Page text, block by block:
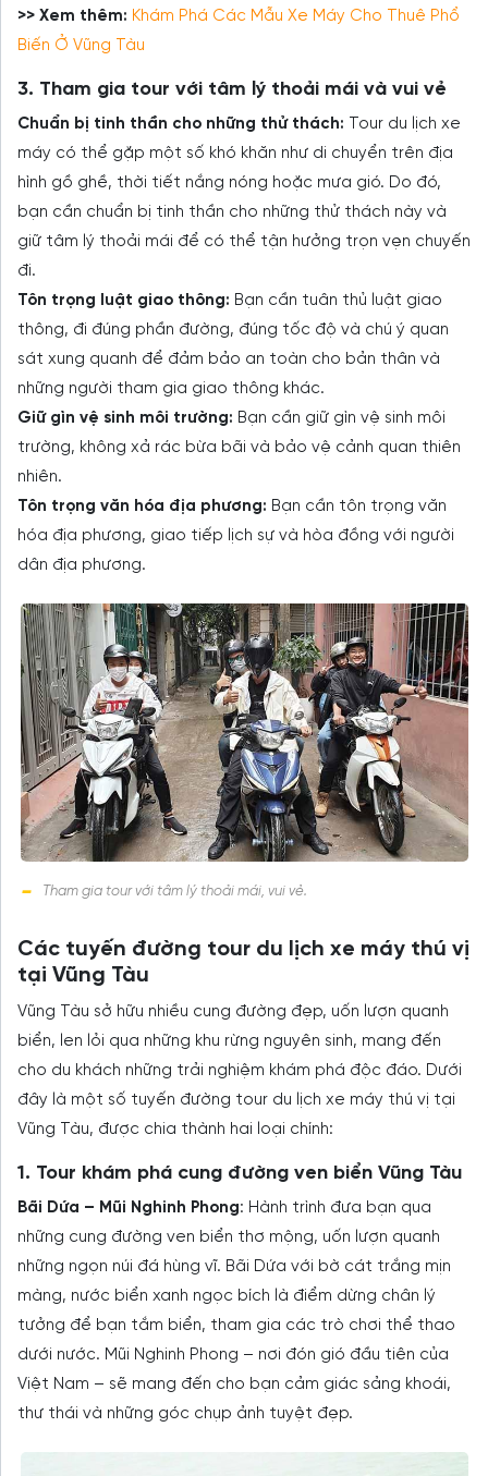
>> Xem thêm: Khám Phá Các Mẫu Xe Máy Cho Thuê Phổ
Biến Ở Vũng Tàu
3. Tham gia tour với tâm lý thoải mái và vui vẻ
Chuẩn bị tinh thần cho những thử thách: Tour du lịch xe
máy có thể gặp một số khó khăn như di chuyển trên địa
hình gồ ghề, thời tiết nắng nóng hoặc mưa gió. Do đó,
bạn cần chuẩn bị tinh thần cho những thử thách này và
giữ tâm lý thoải mái để có thể tận hưởng trọn vẹn chuyến
đi.
Tôn trọng luật giao thông: Bạn cần tuân thủ luật giao
thông, đi đúng phần đường, đúng tốc độ và chú ý quan
sát xung quanh để đảm bảo an toàn cho bản thân và
những người tham gia giao thông khác.
Giữ gìn vệ sinh môi trường: Bạn cần giữ gìn vệ sinh môi
trường, không xả rác bừa bãi và bảo vệ cảnh quan thiên
nhiên.
Tôn trọng văn hóa địa phương: Bạn cần tôn trọng văn
hóa địa phương, giao tiếp lịch sự và hòa đồng với người
dân địa phương.
Tham gia tour với tâm lý thoải mái, vui vẻ.
Các tuyến đường tour du lịch xe máy thú vị
tại Vũng Tàu
Vũng Tàu sở hữu nhiều cung đường đẹp, uốn lượn quanh
biển, len lỏi qua những khu rừng nguyên sinh, mang đến
cho du khách những trải nghiệm khám phá độc đáo. Dưới
đây là một số tuyến đường tour du lịch xe máy thú vị tại
Vũng Tàu, được chia thành hai loại chính:
1. Tour khám phá cung đường ven biển Vũng Tàu
Bãi Dứa – Mũi Nghinh Phong: Hành trình đưa bạn qua
những cung đường ven biển thơ mộng, uốn lượn quanh
những ngọn núi đá hùng vĩ. Bãi Dứa với bờ cát trắng mịn
màng, nước biển xanh ngọc bích là điểm dừng chân lý
tưởng để bạn tắm biển, tham gia các trò chơi thể thao
dưới nước. Mũi Nghinh Phong – nơi đón gió đầu tiên của
Việt Nam – sẽ mang đến cho bạn cảm giác sảng khoái,
thư thái và những góc chụp ảnh tuyệt đẹp.